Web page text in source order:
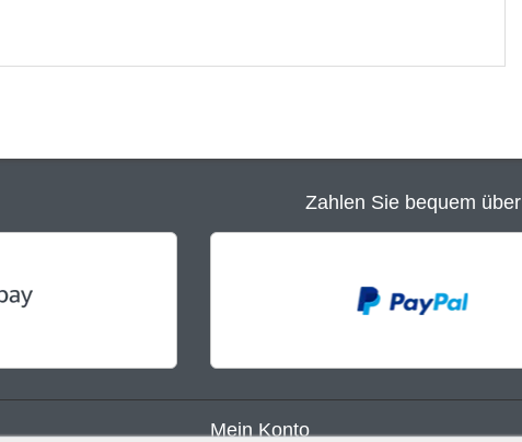
Zahlen Sie bequem über
Mein Konto